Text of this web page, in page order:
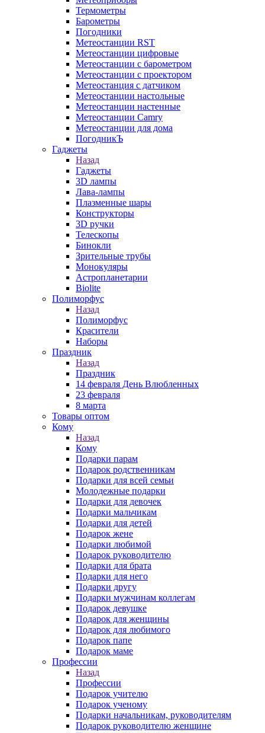
Термометры
Барометры
Погодники
Метеостанции RST
Метеостанции цифровые
Метеостанции с барометром
Метеостанции с проектором
Метеостанция с датчиком
Метеостанции настольные
Метеостанции настенные
Метеостанции Camry
Метеостанции для дома
ПогодникЪ
Гаджеты
Назад
Гаджеты
3D лампы
Лава-лампы
Плазменные шары
Конструкторы
3D ручки
Телескопы
Бинокли
Зрительные трубы
Монокуляры
Астропланетарии
Biolite
Полиморфус
Назад
Полиморфус
Красители
Наборы
Праздник
Назад
Праздник
14 февраля День Влюбленных
23 февраля
8 марта
Товары оптом
Кому
Назад
Кому
Подарки парам
Подарок родственникам
Подарки для всей семьи
Молодежные подарки
Подарки для девочек
Подарки мальчикам
Подарки для детей
Подарок жене
Подарки любимой
Подарок руководителю
Подарки для брата
Подарки для него
Подарки другу
Подарки мужчинам коллегам
Подарок девушке
Подарок для женщины
Подарок для любимого
Подарок папе
Подарок маме
Профессии
Назад
Профессии
Подарок учителю
Подарок ученому
Подарки начальникам, руководителям
Подарок руководителю женщине